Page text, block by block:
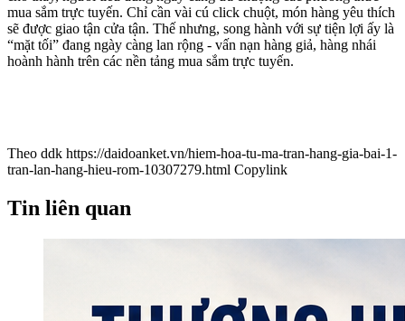
mua sắm trực tuyến. Chỉ cần vài cú click chuột, món hàng yêu thích
sẽ được giao tận cửa tận. Thế nhưng, song hành với sự tiện lợi ấy là
“mặt tối” đang ngày càng lan rộng - vấn nạn hàng giả, hàng nhái
hoành hành trên các nền tảng mua sắm trực tuyến.
Theo ddk https://daidoanket.vn/hiem-hoa-tu-ma-tran-hang-gia-bai-1-
tran-lan-hang-hieu-rom-10307279.html Copylink
Tin liên quan